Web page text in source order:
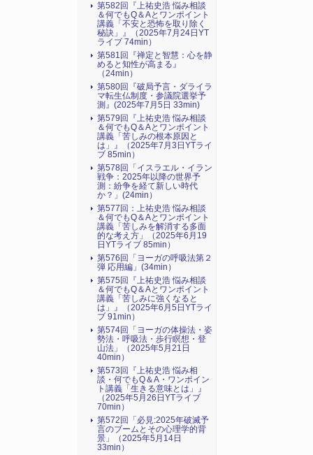
第582回『上祐史浩 悩み相談
＆何でもQ＆Aとワンポイント
講義「不安と恐怖を取り除く
秘訣」』（2025年7月24日YT
ライブ 74min）
第581回『禅定と智慧：心を静
めると知性が高まる』
（24min）
第580回『破局予言・ダライラ
マ転生仏制度・参議院選挙予
測』(2025年7月5日 33min)
第579回『上祐史浩 悩み相談
＆何でもQ＆Aとワンポイント
講義「苦しみの根本原因と
は」』（2025年7月3日YTライ
ブ 85min）
第578回「イスラエル・イラン
戦争：2025年以降の世界予
測：紛争を経て新しい時代
か？」(24min）
第577回：上祐史浩 悩み相談
＆何でもQ＆Aとワンポイント
講義「苦しみを解消する多面
的な考え方」（2025年6月19
日YTライブ 85min）
第576回「ヨーガの呼吸法第２
弾 応用編」(34min）
第575回『上祐史浩 悩み相談
＆何でもQ＆Aとワンポイント
講義「苦しみに強くなると
は」』（2025年6月5日YTライ
ブ 91min）
第574回「ヨーガの体操法・姿
勢法・呼吸法・歩行瞑想・登
山法」（2025年5月21日
40min）
第573回『上祐史浩 悩み相
談・何でもQ＆A・ワンポイン
ト講義「生きる意味とは」』
（2025年5月26日YTライブ
70min）
第572回「必見:2025年破滅予
言のブームとその心理学的背
景」（2025年5月14日
33min）